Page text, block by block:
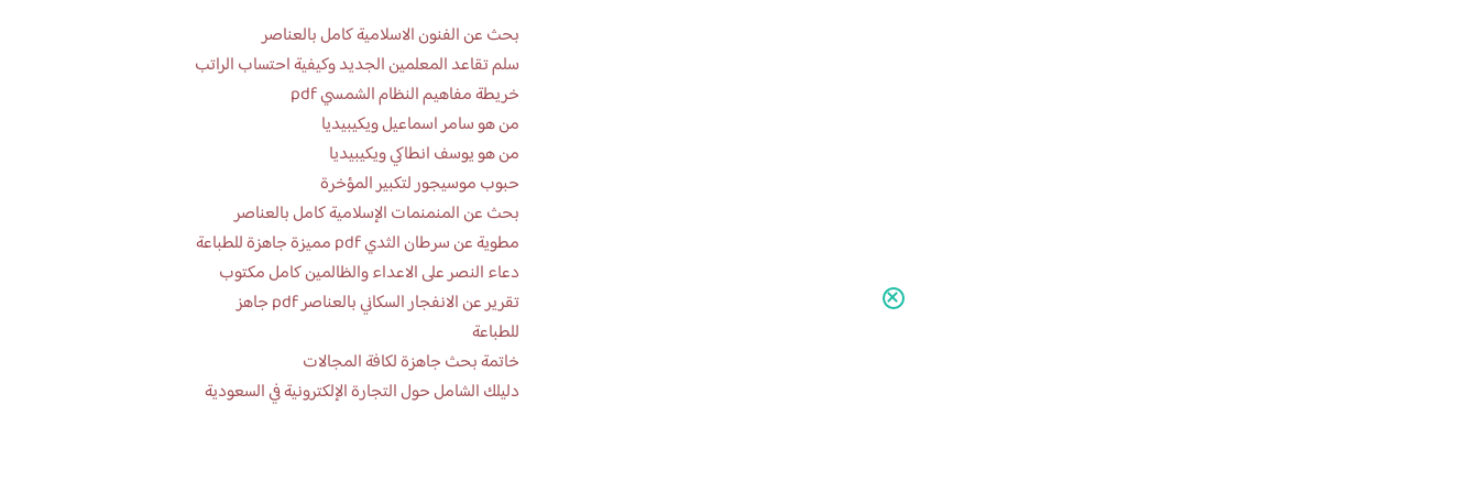
بحث عن الفنون الاسلامية كامل بالعناصر
سلم تقاعد المعلمين الجديد وكيفية احتساب الراتب
خريطة مفاهيم النظام الشمسي pdf
من هو سامر اسماعيل ويكيبيديا
من هو يوسف انطاكي ويكيبيديا
حبوب موسيجور لتكبير المؤخرة
بحث عن المنمنمات الإسلامية كامل بالعناصر
مطوية عن سرطان الثدي pdf مميزة جاهزة للطباعة
دعاء النصر على الاعداء والظالمين كامل مكتوب
تقرير عن الانفجار السكاني بالعناصر pdf جاهز
للطباعة
خاتمة بحث جاهزة لكافة المجالات
دليلك الشامل حول التجارة الإلكترونية في السعودية